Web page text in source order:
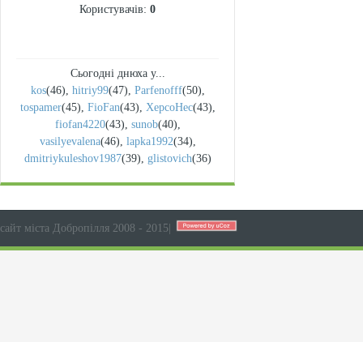
Користувачів: 0
Сьогодні днюха у...
kos(46), hitriy99(47), Parfenofff(50),
tospamer(45), FioFan(43), XepcoHec(43),
fiofan4220(43), sunob(40),
vasilyevalena(46), lapka1992(34),
dmitriykuleshov1987(39), glistovich(36)
сайт міста Добропілля 2008 - 2015